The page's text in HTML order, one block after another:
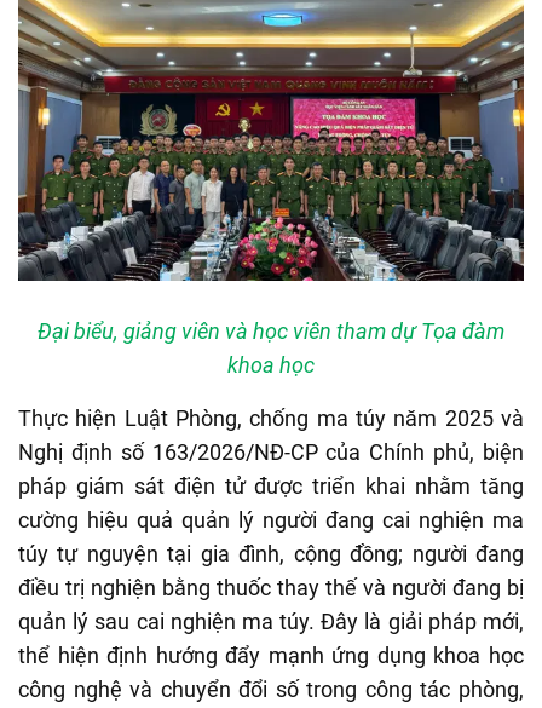
Đại biểu, giảng viên và học viên tham dự Tọa đàm
khoa học
Thực hiện Luật Phòng, chống ma túy năm 2025 và
Nghị định số 163/2026/NĐ-CP của Chính phủ, biện
pháp giám sát điện tử được triển khai nhằm tăng
cường hiệu quả quản lý người đang cai nghiện ma
túy tự nguyện tại gia đình, cộng đồng; người đang
điều trị nghiện bằng thuốc thay thế và người đang bị
quản lý sau cai nghiện ma túy. Đây là giải pháp mới,
thể hiện định hướng đẩy mạnh ứng dụng khoa học
công nghệ và chuyển đổi số trong công tác phòng,